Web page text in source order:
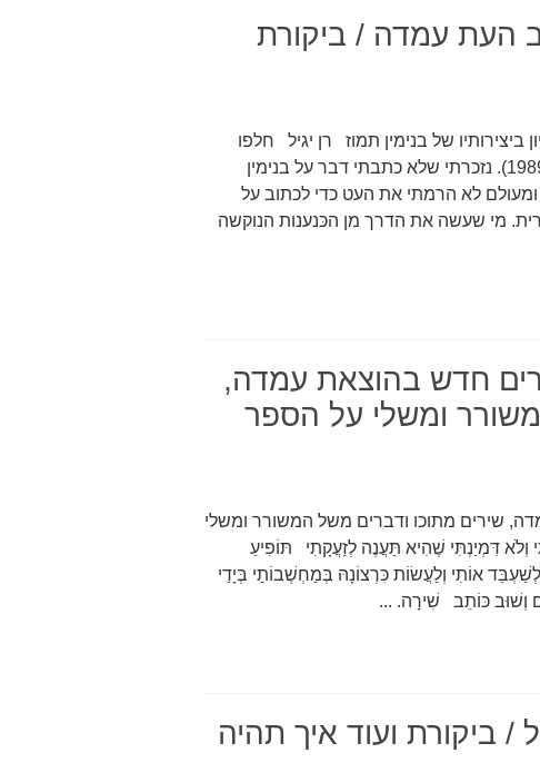
העת עמדה / ביקורת
של בנימין תמוז רן יגיל חלפו
שלושים ושש שנה ממותו של בנימין תמוז (1989-1919). נזכרתי שלא כתבתי דבר על בנימין
ומעולם לא הרמתי את העט כדי לכתוב על
מי שעשה את הדרך מן הכּנענות הנוקשה
חדש בהוצאת עמדה,
ומשלי על הספר
שירים מתוכו ודברים משל המשורר ומשלי
דִּמְיַנְתִּי שֶׁהִיא תַּעֲנֶה לְזַעֲקָתִי תּוֹפִיעַ
אוֹתִי וְלַעֲשׂוֹת כִּרְצוֹנָהּ בְּמַחְשְׁבוֹתַי בְּיָדַי
וְשׁוּב כּוֹתֵב שִׁירָה. ...
/ ביקורת ועוד איך תהיה